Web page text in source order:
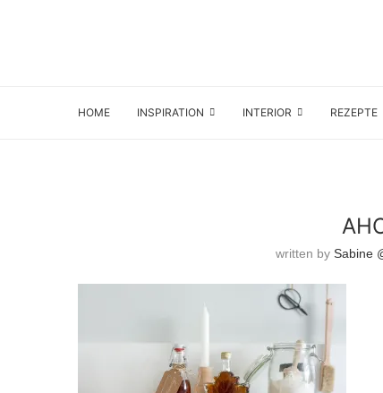
HOME INSPIRATION INTERIOR REZEPTE
written by Sabine